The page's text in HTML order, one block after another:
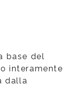
base del
interamente
dalla